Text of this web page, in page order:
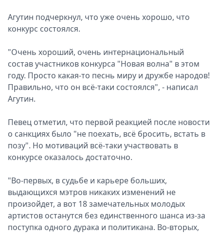
Агутин подчеркнул, что уже очень хорошо, что
конкурс состоялся.
"Очень хороший, очень интернациональный
состав участников конкурса "Новая волна" в этом
году. Просто какая-то песнь миру и дружбе народов!
Правильно, что он всё-таки состоялся", - написал
Агутин.
Певец отметил, что первой реакцией после новости
о санкциях было "не поехать, всё бросить, встать в
позу". Но мотиваций всё-таки участвовать в
конкурсе оказалось достаточно.
"Во-первых, в судьбе и карьере больших,
выдающихся мэтров никаких изменений не
произойдет, а вот 18 замечательных молодых
артистов останутся без единственного шанса из-за
поступка одного дурака и политикана. Во-вторых,